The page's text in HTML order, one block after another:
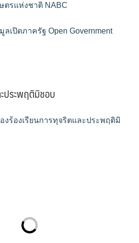
ตรแห่งชาติ NABC
เปิดภาครัฐ Open Government
ประพฤติมิชอบ
งร้องเรียนการทุจริตและประพฤติมิ